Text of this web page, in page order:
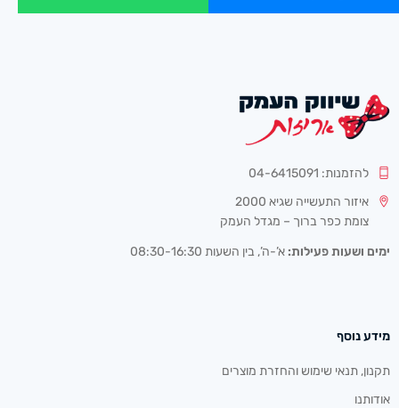
להזמנות: 04-6415091
איזור התעשייה שגיא 2000
צומת כפר ברוך – מגדל העמק
ימים ושעות פעילות: א’-ה’, בין השעות 08:30-16:30
מידע נוסף
תקנון, תנאי שימוש והחזרת מוצרים
אודותנו